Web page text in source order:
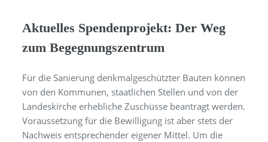
Aktuelles Spendenprojekt: Der Weg
zum Begegnungszentrum
Für die Sanierung denkmalgeschützter Bauten können
von den Kommunen, staatlichen Stellen und von der
Landeskirche erhebliche Zuschüsse beantragt werden.
Voraussetzung für die Bewilligung ist aber stets der
Nachweis entsprechender eigener Mittel. Um die